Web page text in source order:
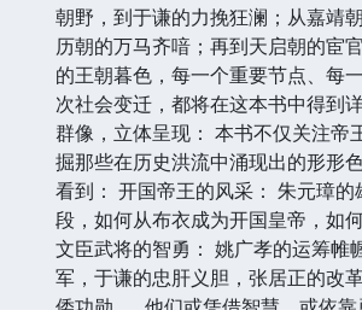
朝野，到于谦的力挽狂澜；从嘉靖
历朝的万马齐喑；再到天启朝的宦
的王朝暮色，每一个重要节点、每
次社会变迁，都将在这本书中得到
群像，立体呈现： 本书不仅关注帝
掘那些在历史洪流中涌现出的形形
看到： 开国帝王的风采： 朱元璋
段，如何从布衣成为开国皇帝，如
文臣武将的智勇： 姚广孝的运筹帷
军，于谦的忠肝义胆，张居正的改